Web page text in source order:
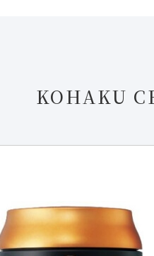
KOHAKU